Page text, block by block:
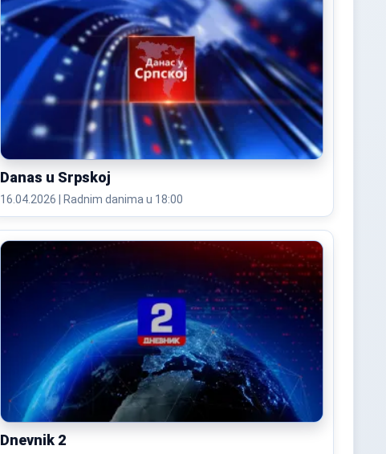
Danas u Srpskoj
16.04.2026 | Radnim danima u 18:00
Dnevnik 2